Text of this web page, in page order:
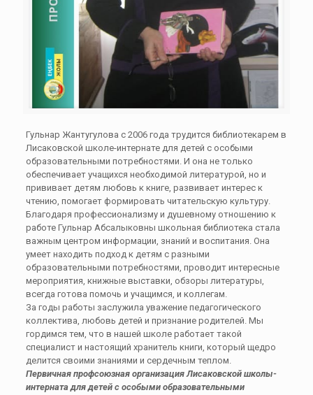
Гульнар Жантугулова с 2006 года трудится библиотекарем в
Лисаковской школе-интернате для детей с особыми
образовательными потребностями. И она не только
обеспечивает учащихся необходимой литературой, но и
прививает детям любовь к книге, развивает интерес к
чтению, помогает формировать читательскую культуру.
Благодаря профессионализму и душевному отношению к
работе Гульнар Абсалыковны школьная библиотека стала
важным центром информации, знаний и воспитания. Она
умеет находить подход к детям с разными
образовательными потребностями, проводит интересные
мероприятия, книжные выставки, обзоры литературы,
всегда готова помочь и учащимся, и коллегам.
За годы работы заслужила уважение педагогического
коллектива, любовь детей и признание родителей. Мы
гордимся тем, что в нашей школе работает такой
специалист и настоящий хранитель книги, который щедро
делится своими знаниями и сердечным теплом.
Первичная профсоюзная организация​ Лисаковскойшколы-
интерната для детей с особыми образовательными